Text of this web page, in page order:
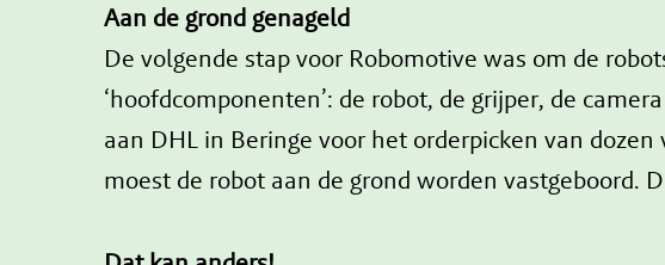
Aan de grond genageld
De volgende stap voor Robomotive was om de
‘hoofdcomponenten’: de robot, de grijper, de
aan DHL in Beringe voor het orderpicken van
moest de robot aan de grond worden vastgeboord.